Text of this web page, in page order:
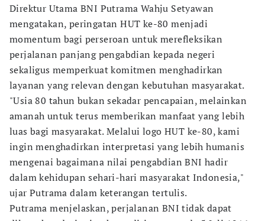
Direktur Utama BNI Putrama Wahju Setyawan
mengatakan, peringatan HUT ke-80 menjadi
momentum bagi perseroan untuk merefleksikan
perjalanan panjang pengabdian kepada negeri
sekaligus memperkuat komitmen menghadirkan
layanan yang relevan dengan kebutuhan masyarakat.
"Usia 80 tahun bukan sekadar pencapaian, melainkan
amanah untuk terus memberikan manfaat yang lebih
luas bagi masyarakat. Melalui logo HUT ke-80, kami
ingin menghadirkan interpretasi yang lebih humanis
mengenai bagaimana nilai pengabdian BNI hadir
dalam kehidupan sehari-hari masyarakat Indonesia,"
ujar Putrama dalam keterangan tertulis.
Putrama menjelaskan, perjalanan BNI tidak dapat